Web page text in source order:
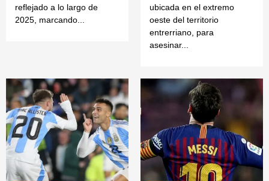
reflejado a lo largo de
2025, marcando...
ubicada en el extremo
oeste del territorio
entrerriano, para
asesinar...